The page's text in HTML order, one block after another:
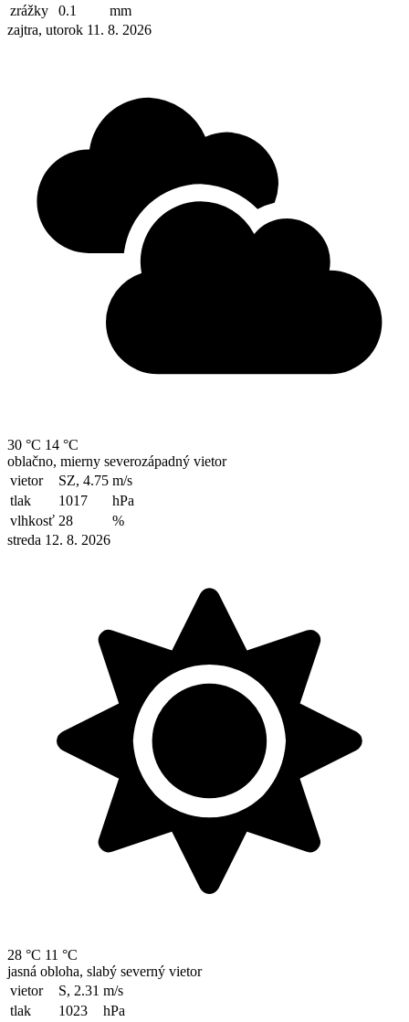
zrážky 0.1
mm
zajtra, utorok 11. 8. 2026
30 °C 14 °C
oblačno, mierny severozápadný vietor
vietor
SZ, 4.75 m/s
tlak
1017
hPa
vlhkosť 28
%
streda 12. 8. 2026
28 °C 11 °C
jasná obloha, slabý severný vietor
vietor
S, 2.31 m/s
tlak
1023
hPa